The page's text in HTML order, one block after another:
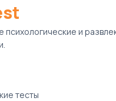
психологические и
тесты